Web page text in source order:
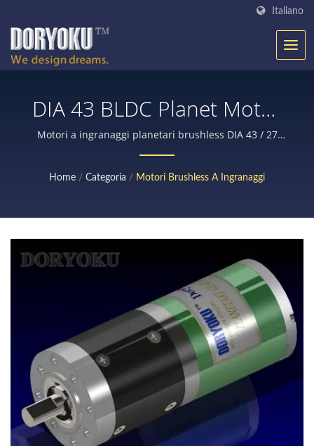
Italiano
DIA 43 BLDC Planet Motor
| Oltre 25 Anni Di Alta
Coppia E Alta Qualità
Ingranaggi DC | Doryoku
Technical Corp.
Motori a ingranaggi planetari brushless DIA 43 / 27
anni di esperienza nella produzione di motori a
automatiche, utensili elettrici, attrezzature agricole,
Home / Categoria / Motori Brushless A Ingranaggi